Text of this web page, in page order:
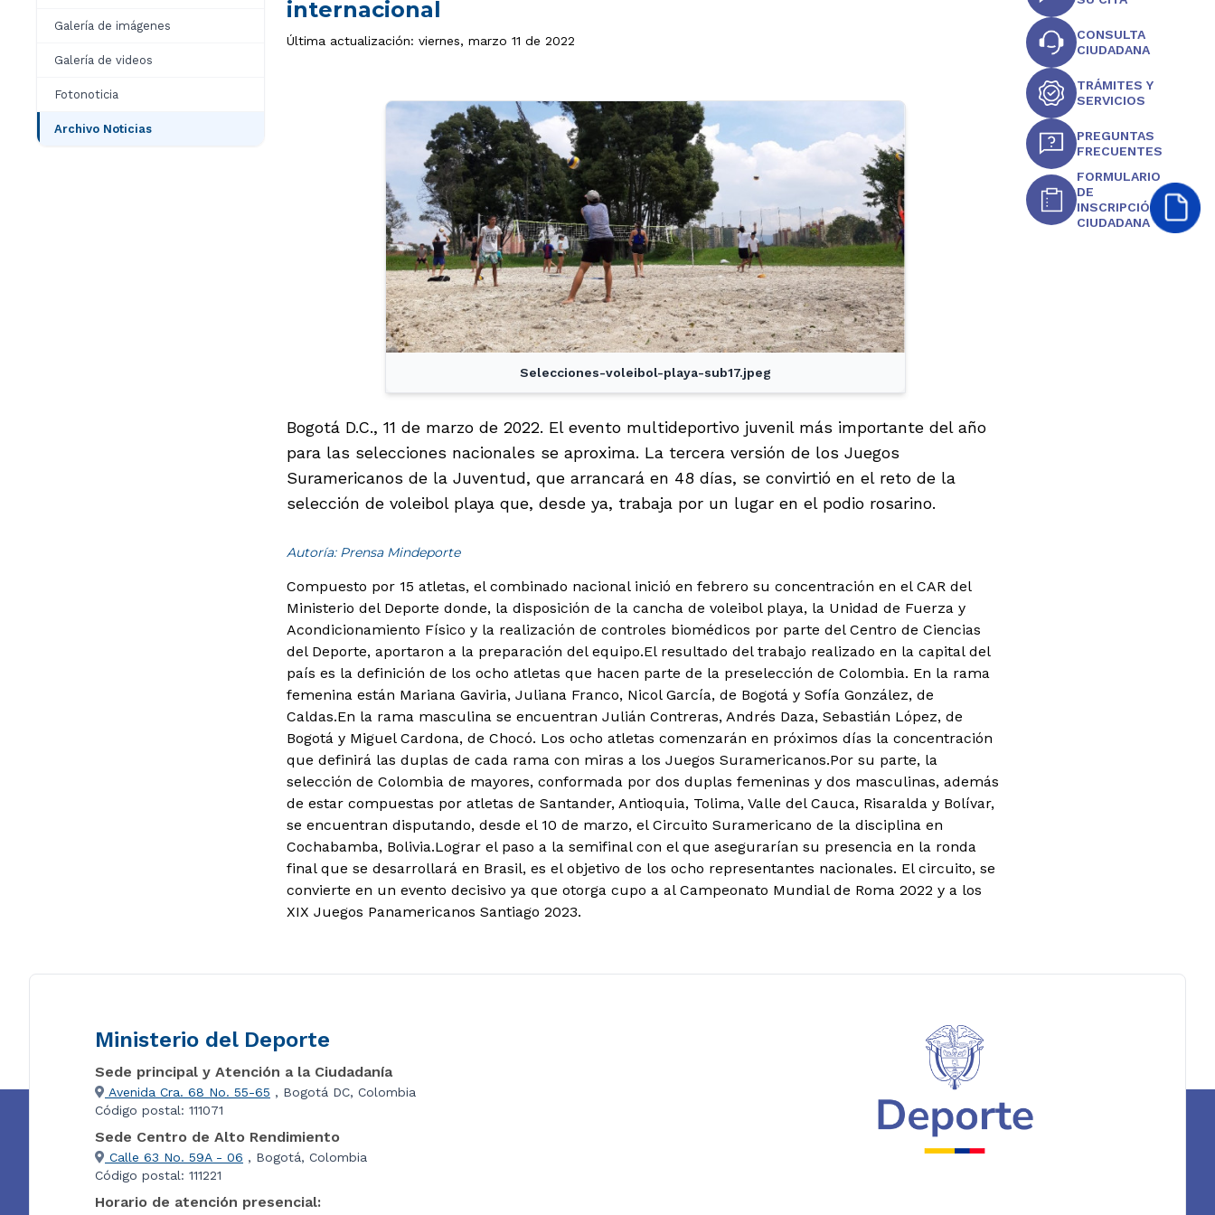
Galería de imágenes
Galería de videos
Fotonoticia
Archivo Noticias
internacional
Última actualización: viernes, marzo 11 de 2022
Selecciones-voleibol-playa-sub17.jpeg
Bogotá D.C., 11 de marzo de 2022. El evento multideportivo juvenil más importante del año
para las selecciones nacionales se aproxima. La tercera versión de los Juegos
Suramericanos de la Juventud, que arrancará en 48 días, se convirtió en el reto de la
selección de voleibol playa que, desde ya, trabaja por un lugar en el podio rosarino.
Autoría: Prensa Mindeporte
Compuesto por 15 atletas, el combinado nacional inició en febrero su concentración en el CAR del
Ministerio del Deporte donde, la disposición de la cancha de voleibol playa, la Unidad de Fuerza y
Acondicionamiento Físico y la realización de controles biomédicos por parte del Centro de Ciencias
del Deporte, aportaron a la preparación del equipo.El resultado del trabajo realizado en la capital del
país es la definición de los ocho atletas que hacen parte de la preselección de Colombia. En la rama
femenina están Mariana Gaviria, Juliana Franco, Nicol García, de Bogotá y Sofía González, de
Caldas.En la rama masculina se encuentran Julián Contreras, Andrés Daza, Sebastián López, de
Bogotá y Miguel Cardona, de Chocó. Los ocho atletas comenzarán en próximos días la concentración
que definirá las duplas de cada rama con miras a los Juegos Suramericanos.Por su parte, la
selección de Colombia de mayores, conformada por dos duplas femeninas y dos masculinas, además
de estar compuestas por atletas de Santander, Antioquia, Tolima, Valle del Cauca, Risaralda y Bolívar,
se encuentran disputando, desde el 10 de marzo, el Circuito Suramericano de la disciplina en
Cochabamba, Bolivia.Lograr el paso a la semifinal con el que asegurarían su presencia en la ronda
final que se desarrollará en Brasil, es el objetivo de los ocho representantes nacionales. El circuito, se
convierte en un evento decisivo ya que otorga cupo a al Campeonato Mundial de Roma 2022 y a los
XIX Juegos Panamericanos Santiago 2023.
CONSULTA
CIUDADANA
TRÁMITES Y
SERVICIOS
PREGUNTAS
FRECUENTES
FORMULARIO
DE
INSCRIPCIÓN
CIUDADANA
Ministerio del Deporte
Sede principal y Atención a la Ciudadanía
Avenida Cra. 68 No. 55-65 , Bogotá DC, Colombia
Código postal: 111071
Sede Centro de Alto Rendimiento
Calle 63 No. 59A - 06 , Bogotá, Colombia
Código postal: 111221
Horario de atención presencial: